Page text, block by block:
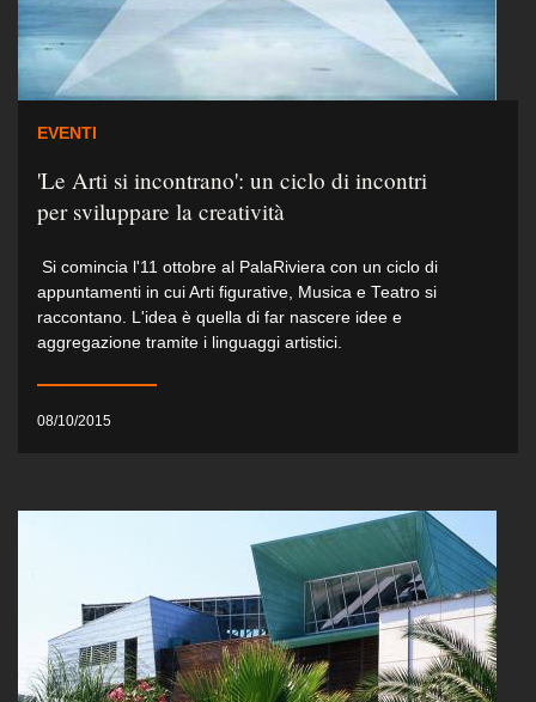
EVENTI
'Le Arti si incontrano': un ciclo di incontri
per sviluppare la creatività
Si comincia l'11 ottobre al PalaRiviera con un ciclo di
appuntamenti in cui Arti figurative, Musica e Teatro si
raccontano. L'idea è quella di far nascere idee e
aggregazione tramite i linguaggi artistici.
08/10/2015